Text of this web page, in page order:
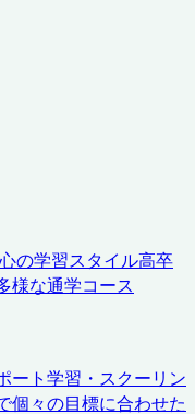
の学習スタイル高卒
様な通学コース
ート学習・スクーリン
個々の目標に合わせた